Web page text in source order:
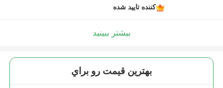
کننده تایید شده
بیشتر ببینید
بهترين قيمت رو براي